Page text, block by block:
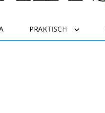
PRAKTISCH